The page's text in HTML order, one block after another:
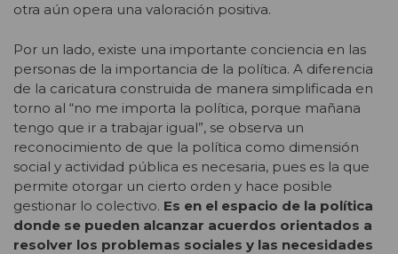
otra aún opera una valoración positiva.
Por un lado, existe una importante conciencia en las
personas de la importancia de la política. A diferencia
de la caricatura construida de manera simplificada en
torno al “no me importa la política, porque mañana
tengo que ir a trabajar igual”, se observa un
reconocimiento de que la política como dimensión
social y actividad pública es necesaria, pues es la que
permite otorgar un cierto orden y hace posible
gestionar lo colectivo. Es en el espacio de la política
donde se pueden alcanzar acuerdos orientados a
resolver los problemas sociales y las necesidades